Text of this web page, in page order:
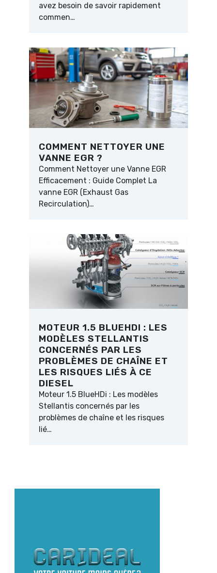
avez besoin de savoir rapidement
commen…
COMMENT NETTOYER UNE
VANNE EGR ?
Comment Nettoyer une Vanne EGR
Efficacement : Guide Complet La
vanne EGR (Exhaust Gas
Recirculation)…
MOTEUR 1.5 BLUEHDI : LES
MODÈLES STELLANTIS
CONCERNÉS PAR LES
PROBLÈMES DE CHAÎNE ET
LES RISQUES LIÉS À CE
DIESEL
Moteur 1.5 BlueHDi : Les modèles
Stellantis concernés par les
problèmes de chaîne et les risques
lié…